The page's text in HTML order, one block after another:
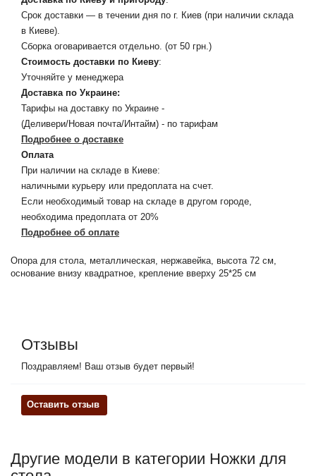
Срок доставки — в течении дня по г. Киев (при наличии склада
в Киеве).
Сборка оговаривается отдельно. (от 50 грн.)
Стоимость доставки по Киеву:
Уточняйте у менеджера
Доставка по Украине:
Тарифы на доставку по Украине -
(Деливери/Новая почта/Интайм) - по тарифам
Подробнее о доставке
Оплата
При наличии на складе в Киеве:
наличными курьеру или предоплата на счет.
Если необходимый товар на складе в другом городе,
необходима предоплата от 20%
Подробнее об оплате
Опора для стола, металлическая, нержавейка, высота 72 см,
основание внизу квадратное, крепление вверху 25*25 см
Отзывы
Поздравляем! Ваш отзыв будет первый!
Оставить отзыв
Другие модели в категории Ножки для